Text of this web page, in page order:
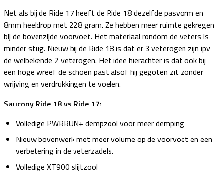
Net als bij de Ride 17 heeft de Ride 18 dezelfde pasvorm en
8mm heeldrop met 228 gram. Ze hebben meer ruimte gekregen
bij de bovenzijde voorvoet. Het materiaal rondom de veters is
minder stug. Nieuw bij de Ride 18 is dat er 3 veterogen zijn ipv
de welbekende 2 veterogen. Het idee hierachter is dat ook bij
een hoge wreef de schoen past alsof hij gegoten zit zonder
wrijving en verdrukkingen te voelen.
Saucony Ride 18 vs Ride 17:
Volledige PWRRUN+ dempzool voor meer demping
Nieuw bovenwerk met meer volume op de voorvoet en een
verbetering in de veterzadels.
Volledige XT900 slijtzool